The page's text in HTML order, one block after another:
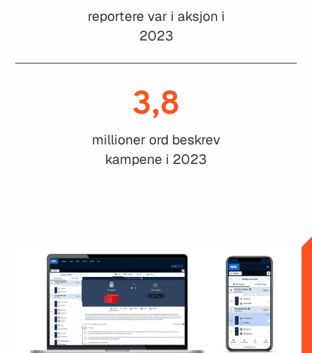
reportere var i aksjon i
2023
3,8
millioner ord beskrev
kampene i 2023